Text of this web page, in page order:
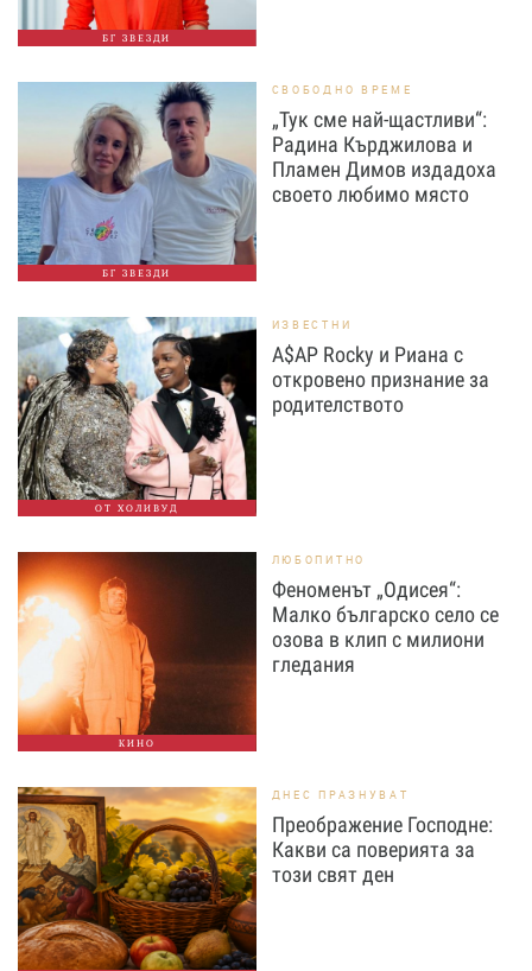
БГ ЗВЕЗДИ
БГ ЗВЕЗДИ
СВОБОДНО ВРЕМЕ
„Тук сме най-щастливи“:
Радина Кърджилова и
Пламен Димов издадоха
своето любимо място
ОТ ХОЛИВУД
ИЗВЕСТНИ
A$AP Rocky и Риана с
откровено признание за
родителството
КИНО
ЛЮБОПИТНО
Феноменът „Одисея“:
Малко българско село се
озова в клип с милиони
гледания
ДНЕС ПРАЗНУВАТ
Преображение Господне:
Какви са поверията за
този свят ден